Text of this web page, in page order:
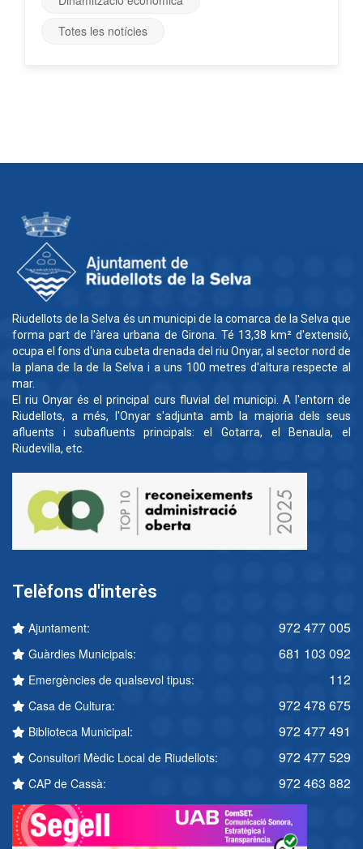
Totes les notícies
Riudellots de la Selva és un municipi de la comarca de la Selva que
forma part de l'àrea urbana de Girona. Té 13,38 km² d'extensió,
ocupa el fons d'una cubeta drenada del riu Onyar, al sector nord de
la plana de la de la Selva i a uns 100 metres d'altura respecte al
mar.
El riu Onyar és el principal curs fluvial del municipi. A l'entorn de
Riudellots, a més, l'Onyar s'adjunta amb la majoria dels seus
afluents i subafluents principals: el Gotarra, el Benaula, el
Riudevilla, etc.
Telèfons d'interès
Ajuntament: 972 477 005
Guàrdies Municipals: 681 103 092
Emergències de qualsevol tipus: 112
Casa de Cultura: 972 478 675
Biblioteca Municipal: 972 477 491
Consultori Mèdic Local de Riudellots: 972 477 529
CAP de Cassà: 972 463 882